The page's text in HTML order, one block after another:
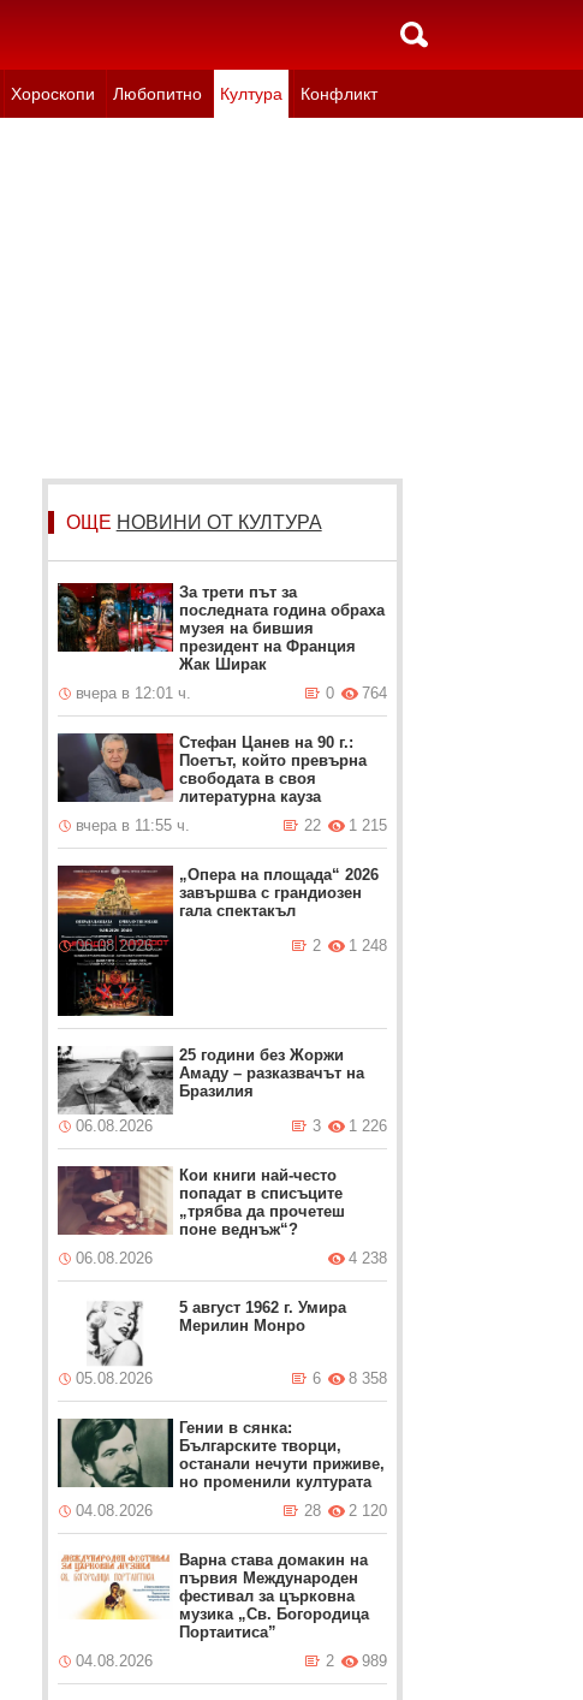
Хороскопи Любопитно Култура Конфликт
ОЩЕ НОВИНИ ОТ КУЛТУРА
За трети път за
последната година обраха
музея на бившия
президент на Франция
Жак Ширак
вчера в 12:01 ч.
764
0
Стефан Цанев на 90 г.:
Поетът, който превърна
свободата в своя
литературна кауза
вчера в 11:55 ч.
1 215
22
„Опера на площада“ 2026
завършва с грандиозен
гала спектакъл
06.08.2026
1 248
2
25 години без Жоржи
Амаду – разказвачът на
Бразилия
06.08.2026
1 226
3
Кои книги най-често
попадат в списъците
„трябва да прочетеш
поне веднъж“?
06.08.2026
4 238
5 август 1962 г. Умира
Мерилин Монро
05.08.2026 8 358
6
Гении в сянка:
Българските творци,
останали нечути приживе,
но променили културата
04.08.2026
2 120
28
Варна става домакин на
първия Международен
фестивал за църковна
музика „Св. Богородица
Портаитиса”
04.08.2026
989
2